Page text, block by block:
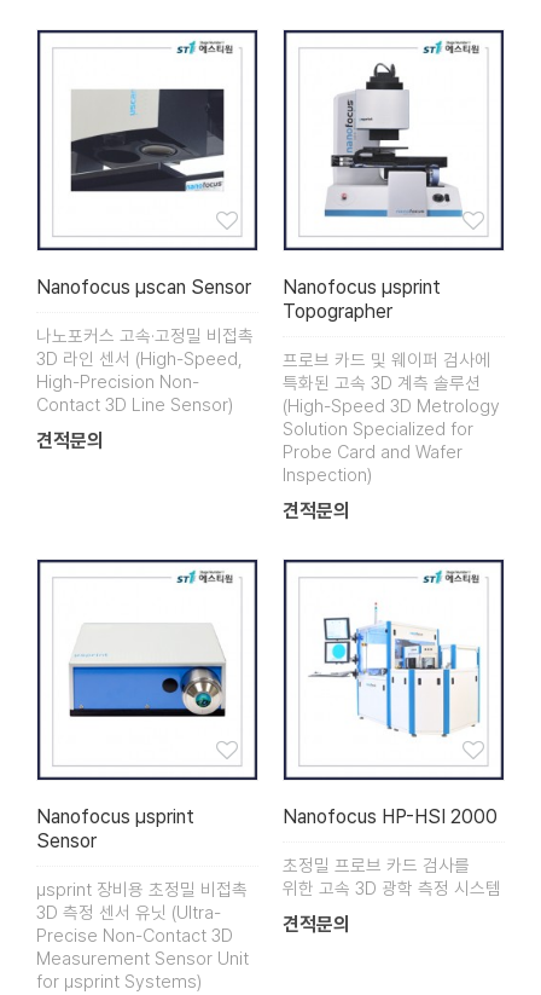
Nanofocus µscan Sensor
나노포커스 고속·고정밀 비접촉
3D 라인 센서 (High-Speed,
High-Precision Non-
Contact 3D Line Sensor)
견적문의
Nanofocus µsprint
Topographer
프로브 카드 및 웨이퍼 검사에
특화된 고속 3D 계측 솔루션
(High-Speed 3D Metrology
Solution Specialized for
Probe Card and Wafer
Inspection)
견적문의
Nanofocus µsprint
Sensor
µsprint 장비용 초정밀 비접촉
3D 측정 센서 유닛 (Ultra-
Precise Non-Contact 3D
Measurement Sensor Unit
for µsprint Systems)
Nanofocus HP-HSI 2000
초정밀 프로브 카드 검사를
위한 고속 3D 광학 측정 시스템
견적문의